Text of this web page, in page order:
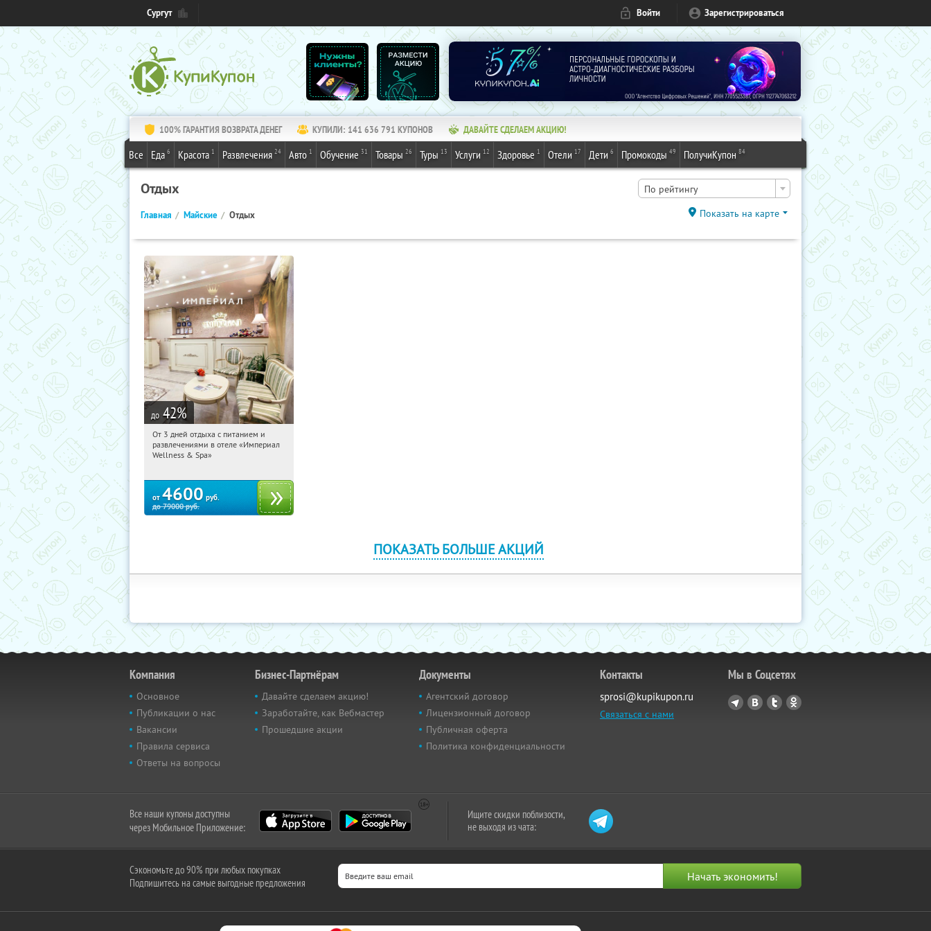
Сургут Войти Зарегистрироваться
100% ГАРАНТИЯ ВОЗВРАТА ДЕНЕГ КУПИЛИ: 141 636 791 КУПОНОВ ДАВАЙТЕ СДЕЛАЕМ АКЦИЮ!
Все Еда 6 Красота 1 Развлечения 24 Авто 1 Обучение 31 Товары 26 Туры 13 Услуги 12 Здоровье 1 Отели 17 Дети 6 Промокоды 49 ПолучиКупон 84
Отдых По рейтингу
Главная Майские Отдых Показать на карте
до 42%
14:02:46 Купили:
Калужская обл., г. Обнинск, Киевское
От 3 дней отдыха с питанием и
развлечениями в отеле «Империал
Wellness & Spa»
от 4600 руб.
до79000руб.
ПОКАЗАТЬ БОЛЬШЕ АКЦИЙ
Компания
Основное
Публикации о нас
Вакансии
Правила сервиса
Ответы на вопросы
Бизнес-Партнёрам
Давайте сделаем акцию!
Заработайте, как Вебмастер
Прошедшие акции
Документы
Агентский договор
Лицензионный договор
Публичная оферта
Политика конфиденциальности
Контакты
sprosi@kupikupon.ru
Связаться с нами
Мы в Соцсетях
Все наши купоны доступны
через Мобильное Приложение:
Ищите скидки поблизости,
не выходя из чата:
Сэкономьте до 90% при любых покупках
Подпишитесь на самые выгодные предложения